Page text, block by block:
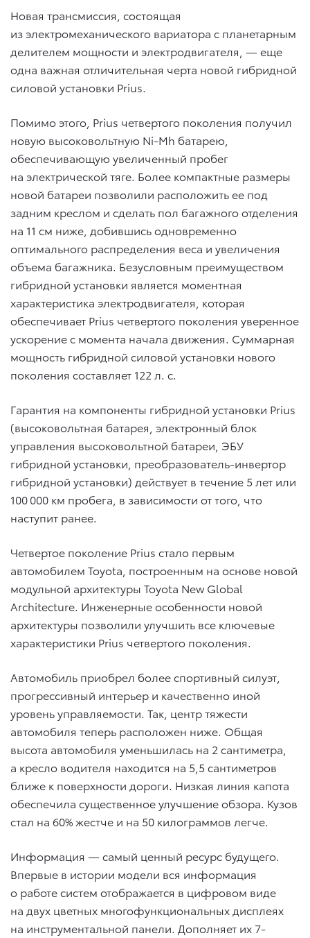
Новая трансмиссия, состоящая
из электромеханического вариатора с планетарным
делителем мощности и электродвигателя, — еще
одна важная отличительная черта новой гибридной
силовой установки Prius.
Помимо этого, Prius четвертого поколения получил
новую высоковольтную Ni-Mh батарею,
обеспечивающую увеличенный пробег
на электрической тяге. Более компактные размеры
новой батареи позволили расположить ее под
задним креслом и сделать пол багажного отделения
на 11 см ниже, добившись одновременно
оптимального распределения веса и увеличения
объема багажника. Безусловным преимуществом
гибридной установки является моментная
характеристика электродвигателя, которая
обеспечивает Prius четвертого поколения уверенное
ускорение с момента начала движения. Суммарная
мощность гибридной силовой установки нового
поколения составляет 122 л. с.
Гарантия на компоненты гибридной установки Prius
(высоковольтная батарея, электронный блок
управления высоковольтной батареи, ЭБУ
гибридной установки, преобразователь-инвертор
гибридной установки) действует в течение 5 лет или
100 000 км пробега, в зависимости от того, что
наступит ранее.
Четвертое поколение Prius стало первым
автомобилем Toyota, построенным на основе новой
модульной архитектуры Toyota New Global
Architecture. Инженерные особенности новой
архитектуры позволили улучшить все ключевые
характеристики Prius четвертого поколения.
Автомобиль приобрел более спортивный силуэт,
прогрессивный интерьер и качественно иной
уровень управляемости. Так, центр тяжести
автомобиля теперь расположен ниже. Общая
высота автомобиля уменьшилась на 2 сантиметра,
а кресло водителя находится на 5,5 сантиметров
ближе к поверхности дороги. Низкая линия капота
обеспечила существенное улучшение обзора. Кузов
стал на 60% жестче и на 50 килограммов легче.
Информация — самый ценный ресурс будущего.
Впервые в истории модели вся информация
о работе систем отображается в цифровом виде
на двух цветных многофункциональных дисплеях
на инструментальной панели. Дополняет их 7-